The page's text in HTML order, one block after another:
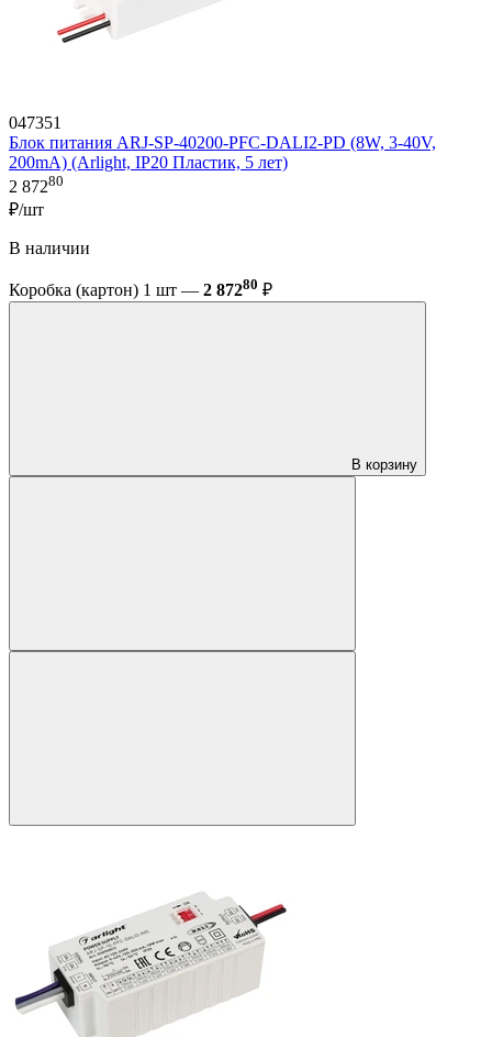
047351
Блок питания ARJ-SP-40200-PFC-DALI2-PD (8W, 3-40V,
200mA) (Arlight, IP20 Пластик, 5 лет)
2 87280
₽/шт
В наличии
Коробка (картон) 1 шт — 2 87280 ₽
В корзину